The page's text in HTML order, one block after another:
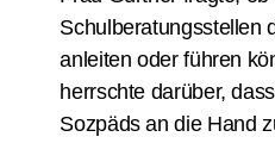
Schulberatungsstellen
anleiten oder führen
herrschte darüber,
Sozpäds an die Hand